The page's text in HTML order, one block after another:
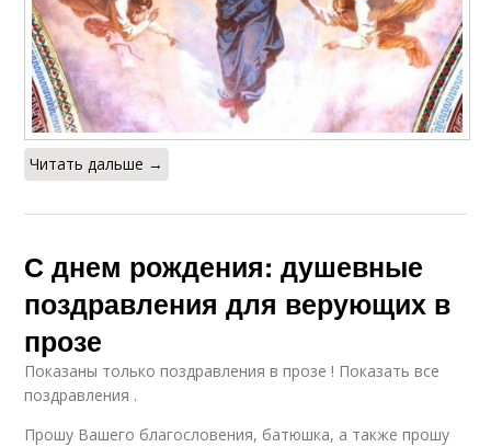
Читать дальше →
С днем рождения: душевные
поздравления для верующих в
прозе
Показаны только поздравления в прозе ! Показать все
поздравления .
Прошу Вашего благословения, батюшка, а также прошу